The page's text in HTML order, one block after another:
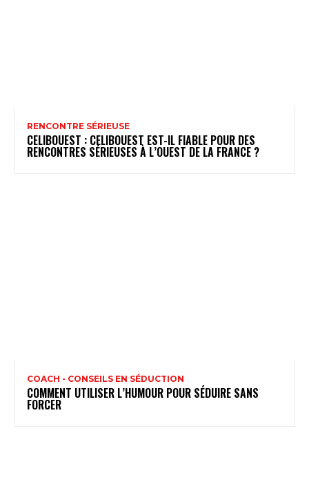
RENCONTRE SÉRIEUSE
CELIBOUEST : CELIBOUEST EST-IL FIABLE POUR DES
RENCONTRES SÉRIEUSES À L’OUEST DE LA FRANCE ?
COACH - CONSEILS EN SÉDUCTION
COMMENT UTILISER L’HUMOUR POUR SÉDUIRE SANS
FORCER